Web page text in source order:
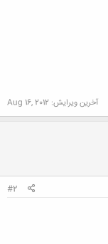
آخرین ویرایش: Aug 16, 2012
#2